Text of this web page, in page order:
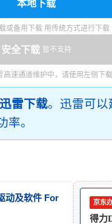
本地下载
或备用下载 用传统方式进行下载
安全下载 暂不支持
高速通道维护中，请使用左侧下载
迅雷下载。迅雷可
率。
动及软件 For
京东
得力